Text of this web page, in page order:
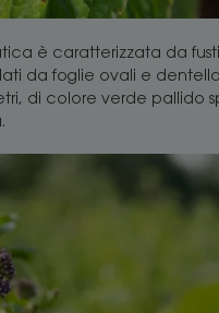
è caratterizzata da
da foglie ovali e
di colore verde pallido